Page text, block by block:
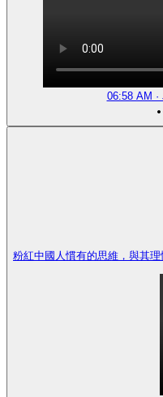
06:58 AM ·
粉紅中國人慣有的思維，與